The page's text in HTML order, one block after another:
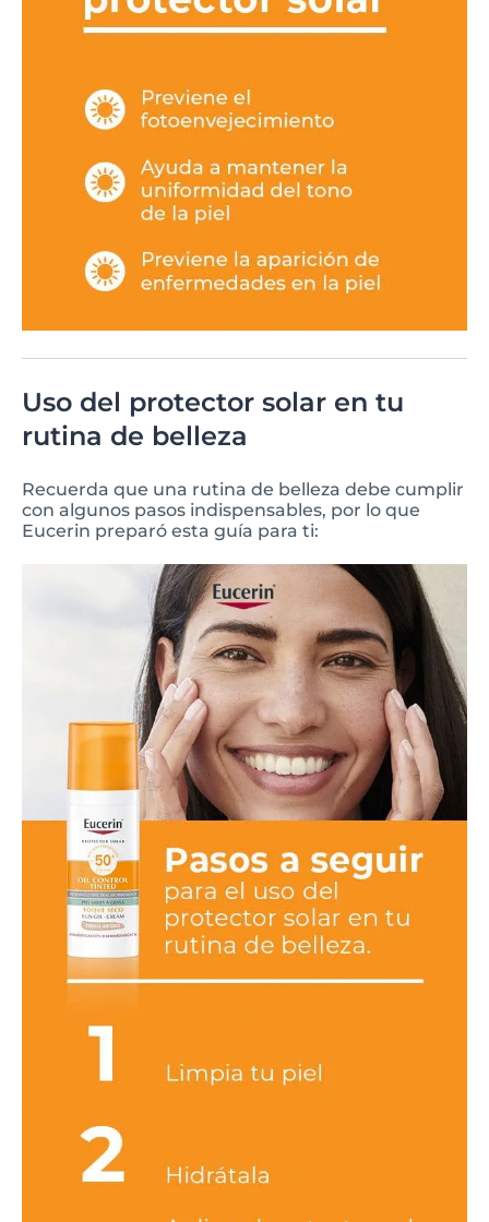
Uso del protector solar en tu
rutina de belleza
Recuerda que una rutina de belleza debe cumplir
con algunos pasos indispensables, por lo que
Eucerin preparó esta guía para ti: